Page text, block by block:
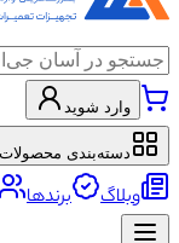
وارد شوید
دسته‌بندی محصولات
وبلاگ برندها